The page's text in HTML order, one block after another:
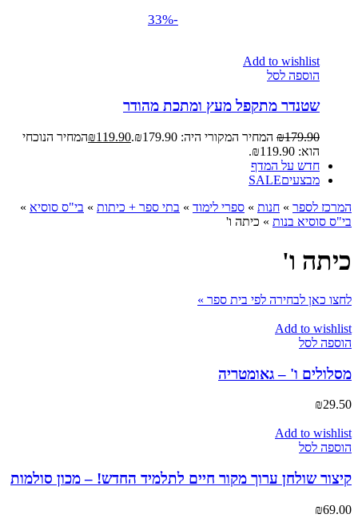
-33%
Add to wishlist
הוספה לסל
שטנדר מתקפל מעץ ומתכת מהודר
₪179.90 המחיר המקורי היה: ₪179.90. ₪119.90
המחיר הנוכחי
הוא: ₪119.90.
חדש על המדף
מבצעיםSALE
המרכז לספר » חנות » ספרי לימוד » בתי ספר + כיתות » בי"ס סוסיא »
בי"ס סוסיא בנות » כיתה ו'
כיתה ו'
לחצו כאן לבחירה לפי בית ספר »
Add to wishlist
הוספה לסל
מסלולים ו' – גאומטריה
₪29.50
Add to wishlist
הוספה לסל
קיצור שולחן ערוך מקור חיים לתלמיד החדש! – מכון סולמות
₪69.00